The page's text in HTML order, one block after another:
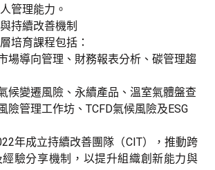
管理能力。
持續改善機制
培育課程包括：
場導向管理、財務報表分析、碳管理趨
候變遷風險、永續產品、溫室氣體盤查
險管理工作坊、 TCFD氣候風險及ESG
年成立持續改善團隊（CIT），推動跨
驗分享機制，以提升組織創新能力與